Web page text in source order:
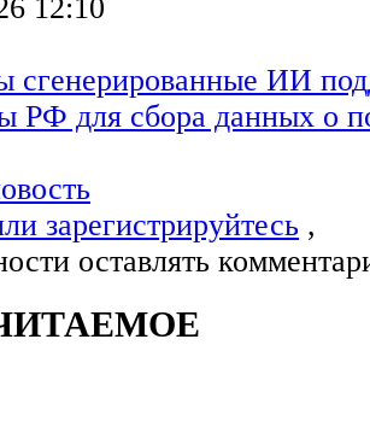
12:10
сгенерированные ИИ
РФ для сбора данных о
зарегистрируйтесь ,
оставлять